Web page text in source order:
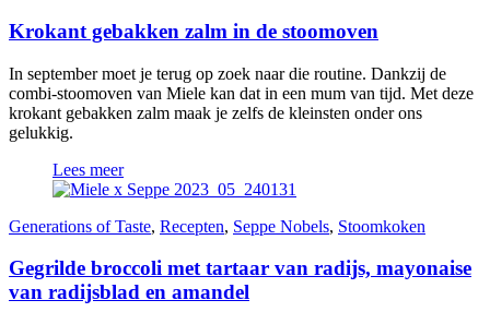
Krokant gebakken zalm in de stoomoven
In september moet je terug op zoek naar die routine. Dankzij de
combi-stoomoven van Miele kan dat in een mum van tijd. Met deze
krokant gebakken zalm maak je zelfs de kleinsten onder ons
gelukkig.
Lees meer
Generations of Taste, Recepten, Seppe Nobels, Stoomkoken
Gegrilde broccoli met tartaar van radijs, mayonaise
van radijsblad en amandel